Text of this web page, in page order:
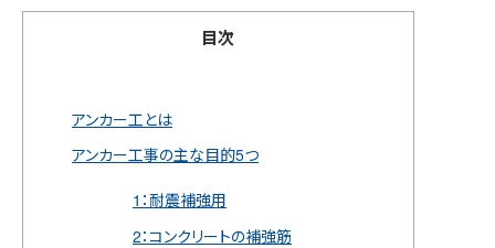
目次
アンカー工とは
アンカー工事の主な目的5つ
1：耐震補強用
2：コンクリートの補強筋